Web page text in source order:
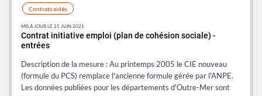
Contrat initiative emploi (plan de cohésion sociale) -
entrées
Description de la mesure : Au printemps 2005 le CIE nouveau
(formule du PCS) remplace l'ancienne formule gérée par l'ANPE.
Les données publiées pour les départements d'Outre-Mer sont
Contrats aidés
MIS À JOUR LE 25 JUIN 2021